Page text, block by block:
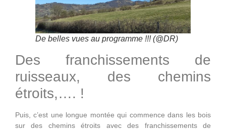
De belles vues au programme !!! (@DR)
Des franchissements de
ruisseaux, des chemins
étroits,…. !
Puis, c’est une longue montée qui commence dans les bois
sur des chemins étroits avec des franchissements de